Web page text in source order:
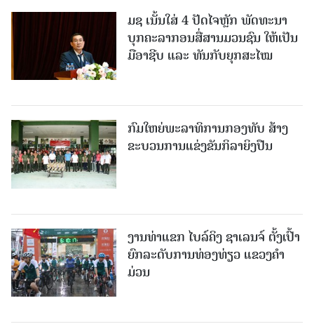
ມຊ ເນັ້ນໃສ່ 4 ປັດໄຈຫຼັກ ພັດທະນາ
ບຸກຄະລາກອນສື່ສານມວນຊົນ ໃຫ້ເປັນ
ມືອາຊີບ ແລະ ທັນກັບຍຸກສະໄໝ
ກົມໃຫຍ່ພະລາທິການກອງທັບ ສ້າງ
ຂະບວນການແຂ່ງຂັນກິລາຍິງປືນ
ງານທ່າແຂກ ໄບລ໌ຄິງ ຊາເລນຈ໌ ຕັ້ງເປົ້າ
ຍົກລະດັບການທ່ອງທ່ຽວ ແຂວງຄໍາ
ມ່ວນ